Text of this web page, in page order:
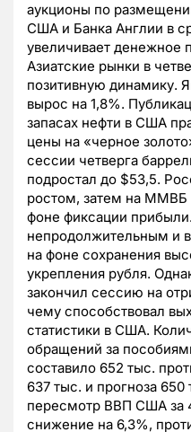
аукционы по
США и Банка Англии в
увеличивает денежное
Азиатские рынки в
позитивную динамику.
вырос на 1,8%.
запасах нефти в США
цены на «черное
сессии четверга
подростал до $53,5.
ростом, затем на ММВБ
фоне фиксации
непродолжительным и
на фоне сохранения
укрепления рубля.
закончил сессию на
чему способствовал
статистики в США.
обращений за
составило 652 тыс.
637 тыс. и прогноза
пересмотр ВВП США за
снижение на 6,3%,